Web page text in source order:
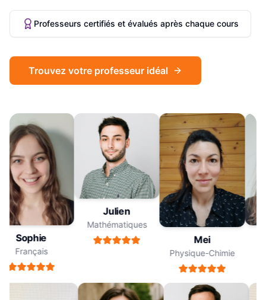
Sophie
Français
Julien
Mathématiques
Mei
Physique-Chimie
Professeurs certifiés et évalués après chaque cours
Trouvez votre professeur idéal